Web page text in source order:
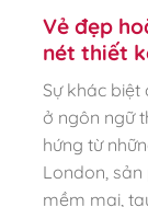
Vẻ đẹp
nét thiết
Sự khác biệt
ở ngôn ngữ
hứng từ
London,
mềm mại,